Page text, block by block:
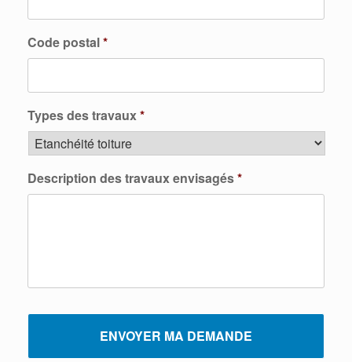
Code postal*
Types des travaux*
Description des travaux envisagés*